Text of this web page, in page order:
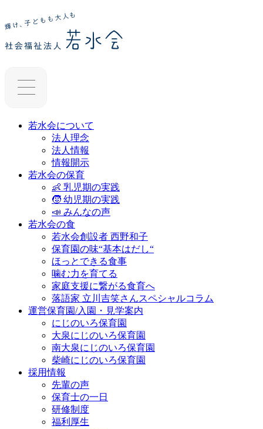
若水会について
法人理念
法人情報
情報開示
若水会の保育
👶 乳児期の実践
🧒 幼児期の実践
📣 みんなの声
若水会の食
若水会創設者 西野和子
保育園の味“基本はだし“
ほっとできる食事
噛む力を育てる
家庭支援に繋がる食育へ
落語家 立川吉笑さんスペシャルコラム
運営保育園/入園・見学案内
にじのいろ保育園
大泉にじのいろ保育園
南大泉にじのいろ保育園
柴崎にじのいろ保育園
採用情報
先輩の声
保育士の一日
研修制度
福利厚生